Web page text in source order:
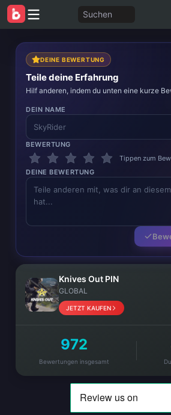
Suchen
DEINE BEWERTUNG
Teile deine Erfahrung
Hilf anderen, indem du unten eine kurze
DEIN NAME
BEWERTUNG
Tippen zum
DEINE BEWERTUNG
Knives Out PIN
GLOBAL
JETZT KAUFEN
972
Bewertungen insgesamt